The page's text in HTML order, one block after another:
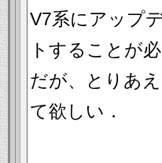
V7系にアップ
トすることが
だが、とりあ
て欲しい．